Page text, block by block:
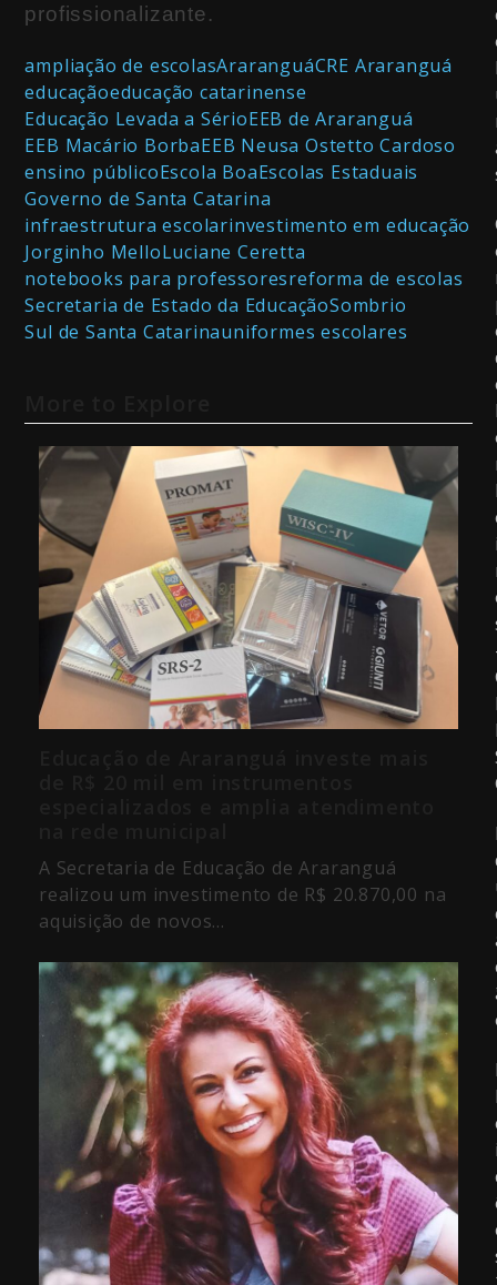
profissionalizante.
ampliação de escolasAraranguáCRE Araranguá
educaçãoeducação catarinense
Educação Levada a SérioEEB de Araranguá
EEB Macário BorbaEEB Neusa Ostetto Cardoso
ensino públicoEscola BoaEscolas Estaduais
Governo de Santa Catarina
infraestrutura escolarinvestimento em educação
Jorginho MelloLuciane Ceretta
notebooks para professoresreforma de escolas
Secretaria de Estado da EducaçãoSombrio
Sul de Santa Catarinauniformes escolares
A Secretaria de Educação de Araranguá
realizou um investimento de R$ 20.870,00 na
aquisição de novos…